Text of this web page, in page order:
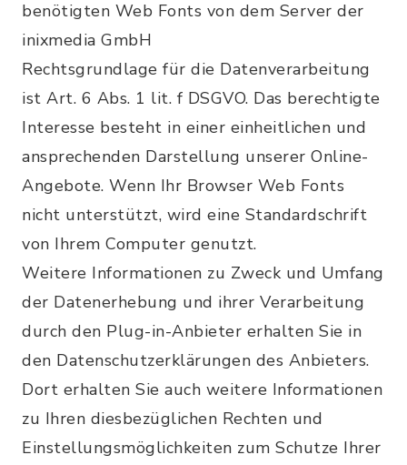
benötigten Web Fonts von dem Server der
inixmedia GmbH
Rechtsgrundlage für die Datenverarbeitung
ist Art. 6 Abs. 1 lit. f DSGVO. Das berechtigte
Interesse besteht in einer einheitlichen und
ansprechenden Darstellung unserer Online-
Angebote. Wenn Ihr Browser Web Fonts
nicht unterstützt, wird eine Standardschrift
von Ihrem Computer genutzt.
Weitere Informationen zu Zweck und Umfang
der Datenerhebung und ihrer Verarbeitung
durch den Plug-in-Anbieter erhalten Sie in
den Datenschutzerklärungen des Anbieters.
Dort erhalten Sie auch weitere Informationen
zu Ihren diesbezüglichen Rechten und
Einstellungsmöglichkeiten zum Schutze Ihrer